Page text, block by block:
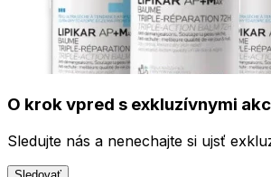
O krok vpred s exkluzívnymi
Sledujte nás a nenechajte si ujsť